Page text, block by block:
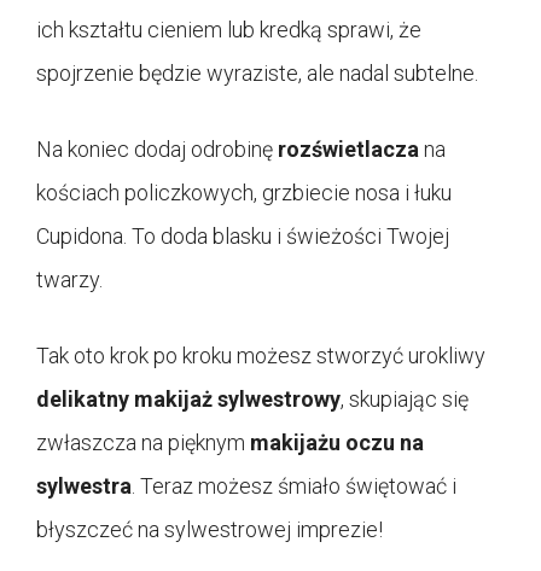
ich kształtu cieniem lub kredką sprawi, że
spojrzenie będzie wyraziste, ale nadal subtelne.
Na koniec dodaj odrobinę rozświetlacza na
kościach policzkowych, grzbiecie nosa i łuku
Cupidona. To doda blasku i świeżości Twojej
twarzy.
Tak oto krok po kroku możesz stworzyć urokliwy
delikatny makijaż sylwestrowy, skupiając się
zwłaszcza na pięknym makijażu oczu na
sylwestra . Teraz możesz śmiało świętować i
błyszczeć na sylwestrowej imprezie!